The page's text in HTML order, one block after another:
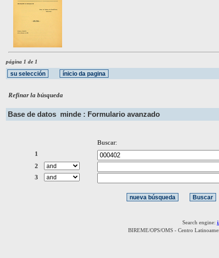
página 1 de 1
Refinar la búsqueda
Base de datos minde : Formulario avanzado
Buscar:
1
2
3
Search engine:
BIREME/OPS/OMS - Centro